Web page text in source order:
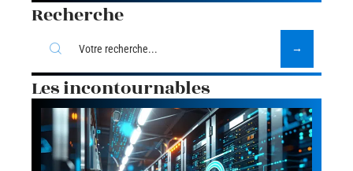
Recherche
Les incontournables